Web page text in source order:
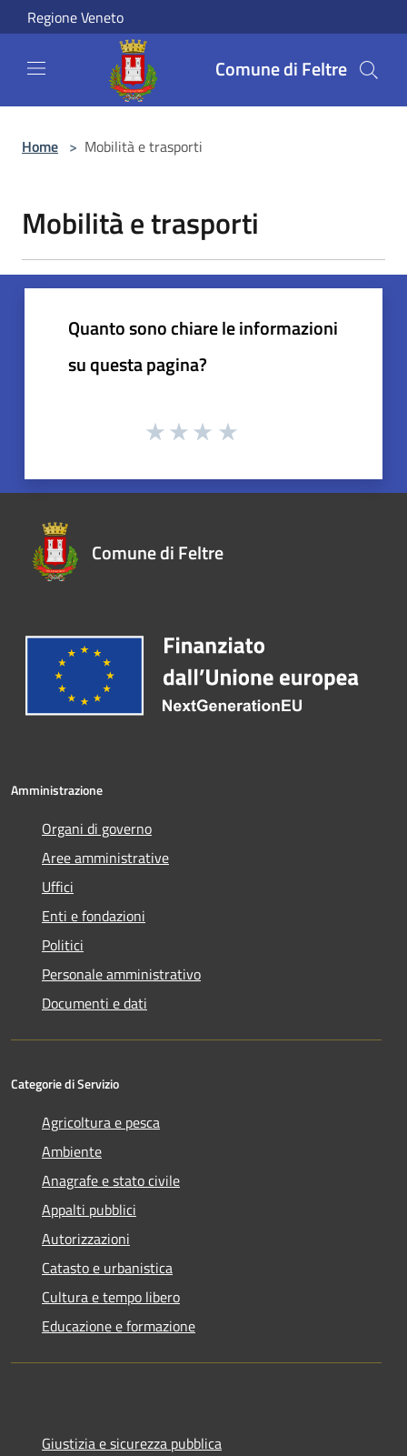
Salta al contenuto principale
Regione Veneto
Comune di Feltre
Home > Mobilità e trasporti
Mobilità e trasporti
Quanto sono chiare le informazioni
su questa pagina?
Comune di Feltre
Amministrazione
Organi di governo
Aree amministrative
Uffici
Enti e fondazioni
Politici
Personale amministrativo
Documenti e dati
Categorie di Servizio
Agricoltura e pesca
Ambiente
Anagrafe e stato civile
Appalti pubblici
Autorizzazioni
Catasto e urbanistica
Cultura e tempo libero
Educazione e formazione
Giustizia e sicurezza pubblica